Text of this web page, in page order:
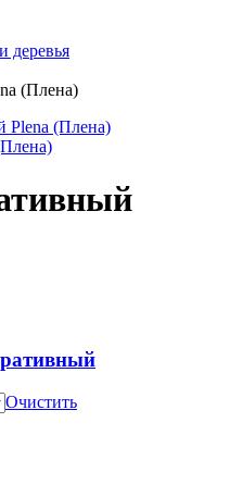
деревья
(Плена)
Очистить